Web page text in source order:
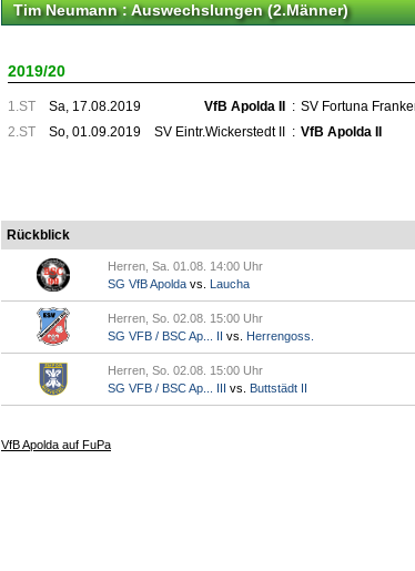
Tim Neumann : Auswechslungen (2.Männer)
2019/20
1.ST Sa, 17.08.2019 VfB Apolda II : SV Fortuna
2.ST So, 01.09.2019 SV Eintr.Wickerstedt II : VfB Apolda II
Rückblick
Herren, Sa. 01.08. 14:00 Uhr
SG VfB Apolda vs. Laucha
Herren, So. 02.08. 15:00 Uhr
SG VFB / BSC Ap... II vs. Herrengoss.
Herren, So. 02.08. 15:00 Uhr
SG VFB / BSC Ap... III vs. Buttstädt II
VfB Apolda auf FuPa